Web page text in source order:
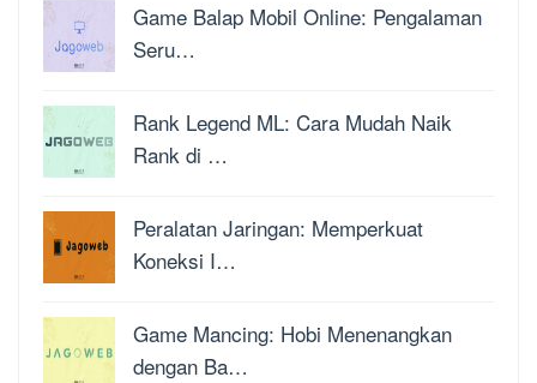
Game Balap Mobil Online: Pengalaman
Seru…
Rank Legend ML: Cara Mudah Naik
Rank di …
Peralatan Jaringan: Memperkuat
Koneksi I…
Game Mancing: Hobi Menenangkan
dengan Ba…